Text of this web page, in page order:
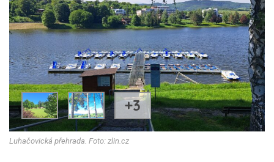
+3
Luhačovická přehrada. Foto: zlin.cz